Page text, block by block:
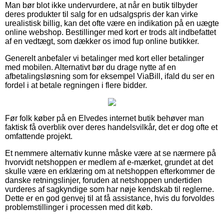
Man bør blot ikke undervurdere, at når en butik tilbyder
deres produkter til salg for en udsalgspris der kan virke
urealistisk billig, kan det ofte være en indikation på en uægte
online webshop. Bestillinger med kort er trods alt indbefattet
af en vedtægt, som dækker os imod fup online butikker.
Generelt anbefaler vi betalinger med kort eller betalinger
med mobilen. Alternativt bør du drage nytte af en
afbetalingsløsning som for eksempel ViaBill, ifald du ser en
fordel i at betale regningen i flere bidder.
Før folk køber på en Elvedes internet butik behøver man
faktisk få overblik over deres handelsvilkår, det er dog ofte et
omfattende projekt.
Et nemmere alternativ kunne måske være at se nærmere på
hvorvidt netshoppen er medlem af e-mærket, grundet at det
skulle være en erklæring om at netshoppen efterkommer de
danske retningslinjer, foruden at netshoppen undertiden
vurderes af sagkyndige som har nøje kendskab til reglerne.
Dette er en god genvej til at få assistance, hvis du forvoldes
problemstillinger i processen med dit køb.